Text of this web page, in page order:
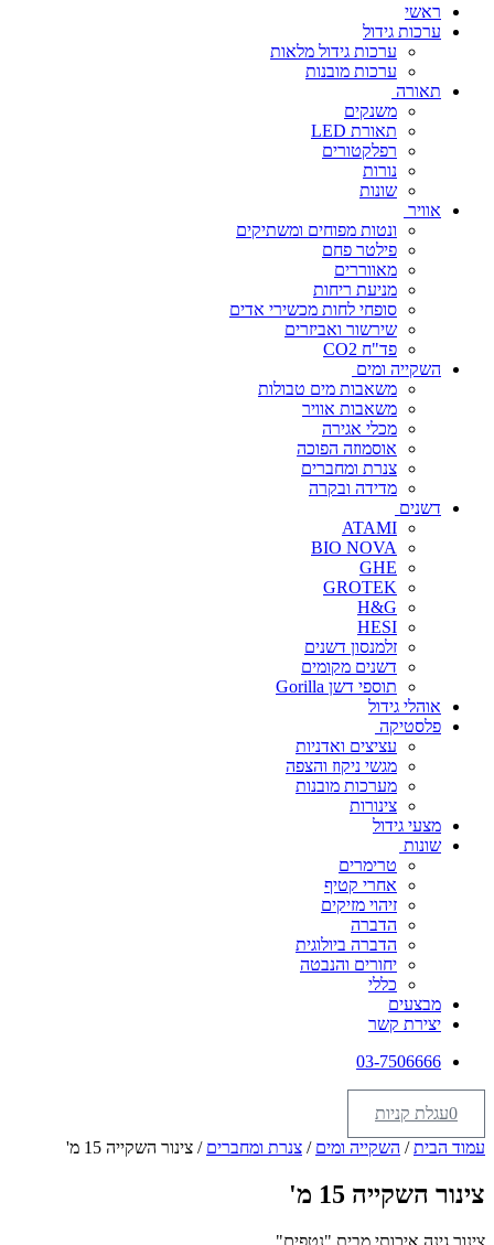
ראשי
ערכות גידול
ערכות גידול מלאות
ערכות מובנות
תאורה
משנקים
תאורת LED
רפלקטורים
נורות
שונות
אוויר
ונטות מפוחים ומשתיקים
פילטר פחם
מאווררים
מניעת ריחות
סופחי לחות מכשירי אדים
שירשור ואביזרים
פד"ח CO2
השקייה ומים
משאבות מים טבולות
משאבות אוויר
מכלי אגירה
אוסמוזה הפוכה
צנרת ומחברים
מדידה ובקרה
דשנים
ATAMI
BIO NOVA
GHE
GROTEK
H&G
HESI
זלמנסון דשנים
דשנים מקומים
תוספי דשן Gorilla
אוהלי גידול
פלסטיקה
עציצים ואדניות
מגשי ניקוז והצפה
מערכות מובנות
צינורות
מצעי גידול
שונות
טרימרים
אחרי קטיף
זיהוי מזיקים
הדברה
הדברה ביולוגית
יחורים והנבטה
כללי
מבצעים
יצירת קשר
03-7506666
0עגלת קניות
עמוד הבית/ השקייה ומים / צנרת ומחברים / צינור השקייה 15 מ'
צינור השקייה 15 מ'
צינור גינה איכותי מבית "נטפים".